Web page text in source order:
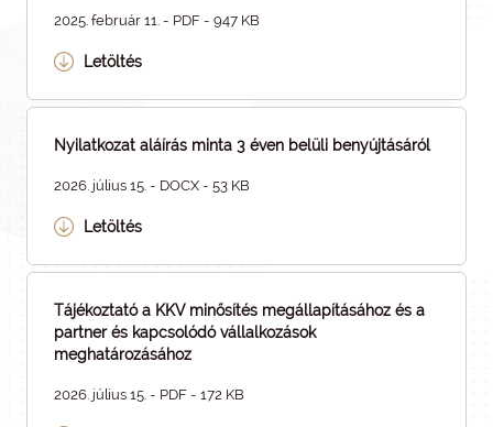
2025. február 11. - PDF - 947 KB
Letöltés
Nyilatkozat aláírás minta 3 éven belüli benyújtásáról
2026. július 15. - DOCX - 53 KB
Letöltés
Tájékoztató a KKV minősítés megállapításához és a
partner és kapcsolódó vállalkozások
meghatározásához
2026. július 15. - PDF - 172 KB